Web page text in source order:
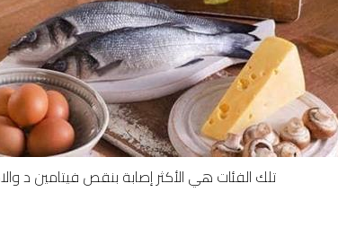
تلك الفئات هي الأكثر إصابة بنقص فيتامين د